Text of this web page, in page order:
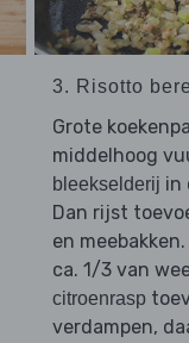
3. Risotto
Grote
middelhoog
bleekselderij in
Dan rijst
en meebakken.
ca. 1/3 van
citroenrasp
verdampen,